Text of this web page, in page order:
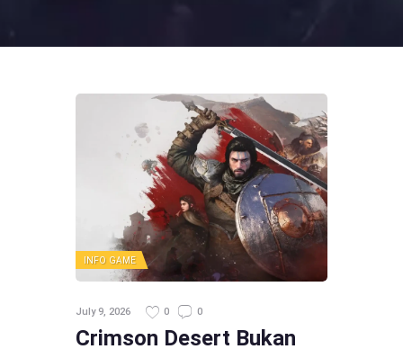
INFO GAME
July 9, 2026 0 0
Crimson Desert Bukan